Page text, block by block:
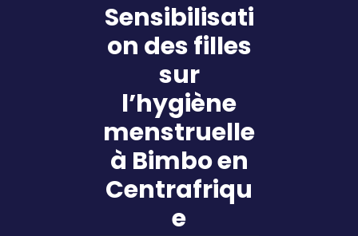
Sensibilisati
on des filles
sur
l’hygiène
menstruelle
à Bimbo en
Centrafriqu
e